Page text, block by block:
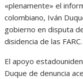
«plenamente» el
colombiano, Iván
gobierno en disputa
disidencia de las FARC.
El apoyo
Duque de denuncia